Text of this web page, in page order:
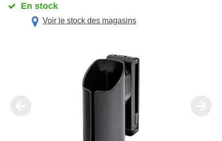
En stock
Voir le stock des magasins